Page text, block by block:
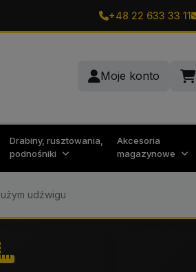
+48 22 633 33 11
Moje konto
Drabiny, rusztowania,
podnośniki
Akcesoria
magazynowe
udźwigu